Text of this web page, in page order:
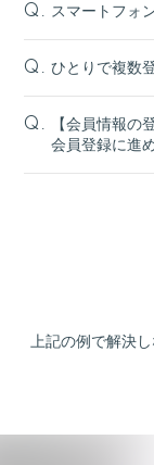
Q. スマートフォ
Q. ひとりで複数
Q.
【会員情報の
会員登録に進
上記の例で解決